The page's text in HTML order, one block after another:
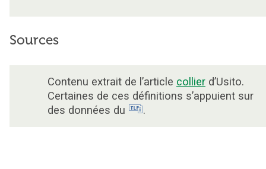
Sources
Contenu extrait de l’article collier d’Usito.
Certaines de ces définitions s’appuient sur
des données du
.